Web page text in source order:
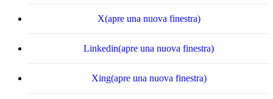
X(apre una nuova finestra)
Linkedin(apre una nuova finestra)
Xing(apre una nuova finestra)